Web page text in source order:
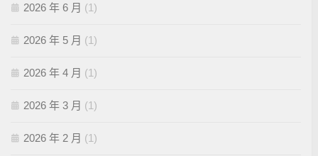
2026 年 6 月 (1)
2026 年 5 月 (1)
2026 年 4 月 (1)
2026 年 3 月 (1)
2026 年 2 月 (1)